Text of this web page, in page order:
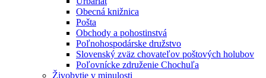
Obecná knižnica
Pošta
Obchody a pohostinstvá
Poľnohospodárske družstvo
Slovenský zväz chovateľov poštových holubov
Poľovnícke združenie Chochuľa
Živobytie v minulosti